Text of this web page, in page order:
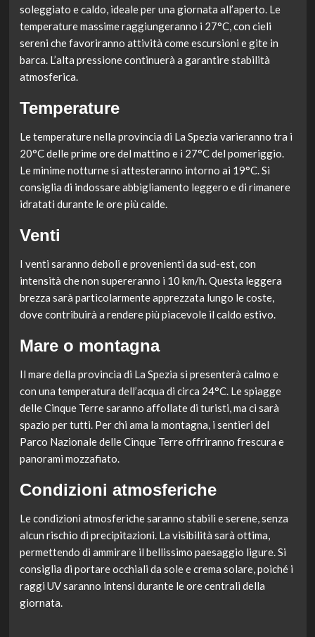
soleggiato e caldo, ideale per una giornata all’aperto. Le
temperature massime raggiungeranno i 27°C, con cieli
sereni che favoriranno attività come escursioni e gite in
barca. L’alta pressione continuerà a garantire stabilità
atmosferica.
Temperature
Le temperature nella provincia di La Spezia varieranno tra i
20°C delle prime ore del mattino e i 27°C del pomeriggio.
Le minime notturne si attesteranno intorno ai 19°C. Si
consiglia di indossare abbigliamento leggero e di rimanere
idratati durante le ore più calde.
Venti
I venti saranno deboli e provenienti da sud-est, con
intensità che non supereranno i 10 km/h. Questa leggera
brezza sarà particolarmente apprezzata lungo le coste,
dove contribuirà a rendere più piacevole il caldo estivo.
Mare o montagna
Il mare della provincia di La Spezia si presenterà calmo e
con una temperatura dell’acqua di circa 24°C. Le spiagge
delle Cinque Terre saranno affollate di turisti, ma ci sarà
spazio per tutti. Per chi ama la montagna, i sentieri del
Parco Nazionale delle Cinque Terre offriranno frescura e
panorami mozzafiato.
Condizioni atmosferiche
Le condizioni atmosferiche saranno stabili e serene, senza
alcun rischio di precipitazioni. La visibilità sarà ottima,
permettendo di ammirare il bellissimo paesaggio ligure. Si
consiglia di portare occhiali da sole e crema solare, poiché i
raggi UV saranno intensi durante le ore centrali della
giornata.